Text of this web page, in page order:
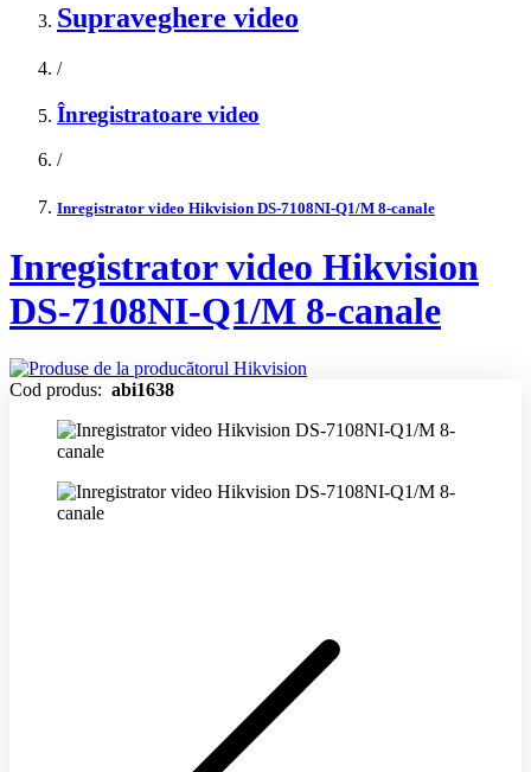
Supraveghere video
/
Înregistratoare video
/
Inregistrator video Hikvision DS-7108NI-Q1/M 8-canale
Inregistrator video Hikvision
DS-7108NI-Q1/M 8-canale
Cod produs: abi1638